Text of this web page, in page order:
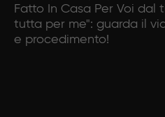
Fatto In Casa Per Voi dal
tutta per me": guarda il
e procedimento!